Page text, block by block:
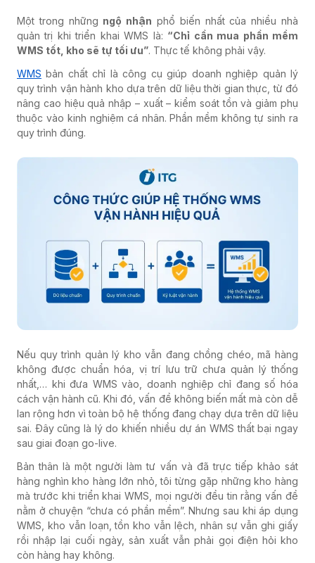
Một trong những ngộ nhận phổ biến nhất của nhiều nhà
quản trị khi triển khai WMS là: “Chỉ cần mua phần mềm
WMS tốt, kho sẽ tự tối ưu”. Thực tế không phải vậy.
WMS bản chất chỉ là công cụ giúp doanh nghiệp quản lý
quy trình vận hành kho dựa trên dữ liệu thời gian thực, từ đó
nâng cao hiệu quả nhập – xuất – kiểm soát tồn và giảm phụ
thuộc vào kinh nghiệm cá nhân. Phần mềm không tự sinh ra
quy trình đúng.
Nếu quy trình quản lý kho vẫn đang chồng chéo, mã hàng
không được chuẩn hóa, vị trí lưu trữ chưa quản lý thống
nhất,… khi đưa WMS vào, doanh nghiệp chỉ đang số hóa
cách vận hành cũ. Khi đó, vấn đề không biến mất mà còn dễ
lan rộng hơn vì toàn bộ hệ thống đang chạy dựa trên dữ liệu
sai. Đây cũng là lý do khiến nhiều dự án WMS thất bại ngay
sau giai đoạn go-live.
Bản thân là một người làm tư vấn và đã trực tiếp khảo sát
hàng nghìn kho hàng lớn nhỏ, tôi từng gặp những kho hàng
mà trước khi triển khai WMS, mọi người đều tin rằng vấn đề
nằm ở chuyện “chưa có phần mềm”. Nhưng sau khi áp dụng
WMS, kho vẫn loạn, tồn kho vẫn lệch, nhân sự vẫn ghi giấy
rồi nhập lại cuối ngày, sản xuất vẫn phải gọi điện hỏi kho
còn hàng hay không.